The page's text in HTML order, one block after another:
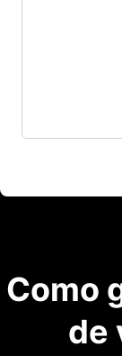
Como
de